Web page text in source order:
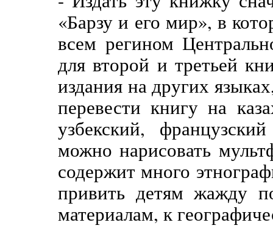
«Барзу и его мир», в
всем регином
для второй и третьей
издания на других
перевести книгу на
узбекский,
можно нарисовать
содержит много
привить детям жажду
материалам, к